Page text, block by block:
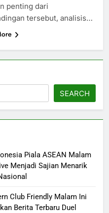
penting dari
tersebut, analisis…
SEARCH
Piala ASEAN Malam
Menjadi Sajian Menarik
Club Friendly Malam Ini
Berita Terbaru Duel